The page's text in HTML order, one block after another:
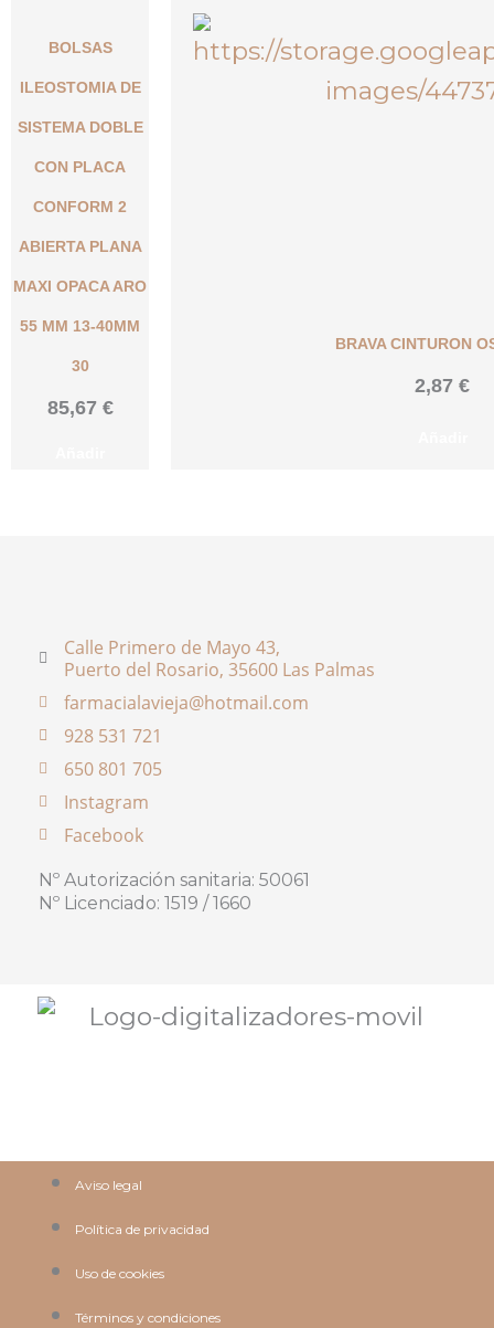
BOLSAS
ILEOSTOMIA DE
SISTEMA DOBLE
CON PLACA
CONFORM 2
ABIERTA PLANA
MAXI OPACA ARO
55 MM 13-40MM
30
85,67 €
BRAVA CINTURON
2,87 €
Calle Primero de Mayo 43,
Puerto del Rosario, 35600 Las Palmas
farmacialavieja@hotmail.com
928 531 721
650 801 705
Instagram
Facebook
Nº Autorización sanitaria: 50061
Nº Licenciado: 1519 / 1660
Aviso legal
Política de privacidad
Uso de cookies
Términos y condiciones